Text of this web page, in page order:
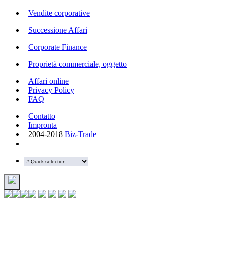
Vendite corporative
Successione Affari
Corporate Finance
Proprietà commerciale, oggetto
Affari online
Privacy Policy
FAQ
Contatto
Impronta
2004-2018 Biz-Trade